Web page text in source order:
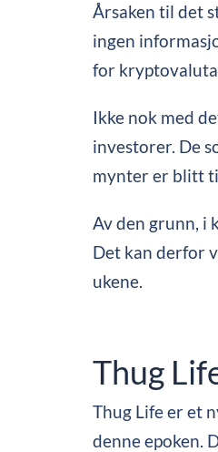
Årsaken til det
ingen
for
Ikke nok med
investorer. De
mynter er blitt
Av den grunn, i
Det kan derfor
ukene.
Thug
Thug Life er et
denne epoken.